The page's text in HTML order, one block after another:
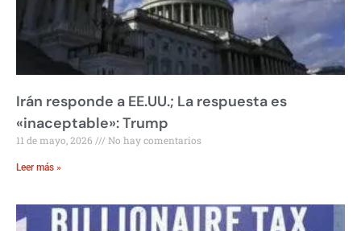
Irán responde a EE.UU.; La respuesta es
«inaceptable»: Trump
11 de mayo, 2026 No hay comentarios
Leer más »